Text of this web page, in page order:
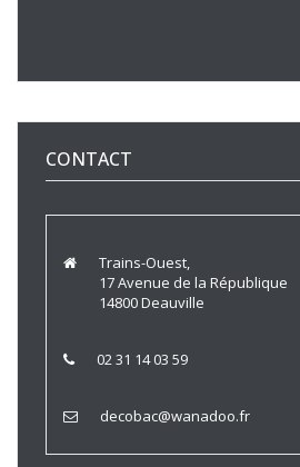
CONTACT
Trains-Ouest,
17 Avenue de la République
14800 Deauville
02 31 14 03 59
decobac@wanadoo.fr